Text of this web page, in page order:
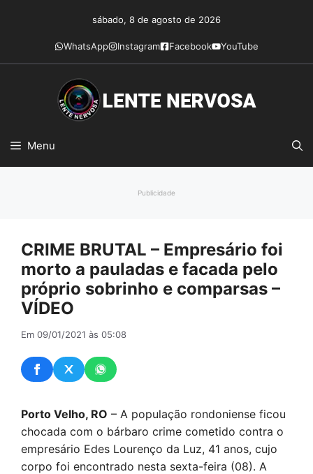
conteúdo
sábado, 8 de agosto de 2026
WhatsApp Instagram Facebook YouTube
Menu
Publicidade
CRIME BRUTAL – Empresário foi
morto a pauladas e facada pelo
próprio sobrinho e comparsas –
VÍDEO
Em 09/01/2021 às 05:08
Porto Velho, RO – A população rondoniense ficou
chocada com o bárbaro crime cometido contra o
empresário Edes Lourenço da Luz, 41 anos, cujo
corpo foi encontrado nesta sexta-feira (08). A